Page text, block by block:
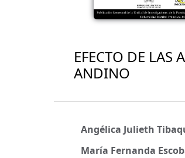
EFECTO DE LAS
ANDINO
Angélica Julieth
María Fernanda